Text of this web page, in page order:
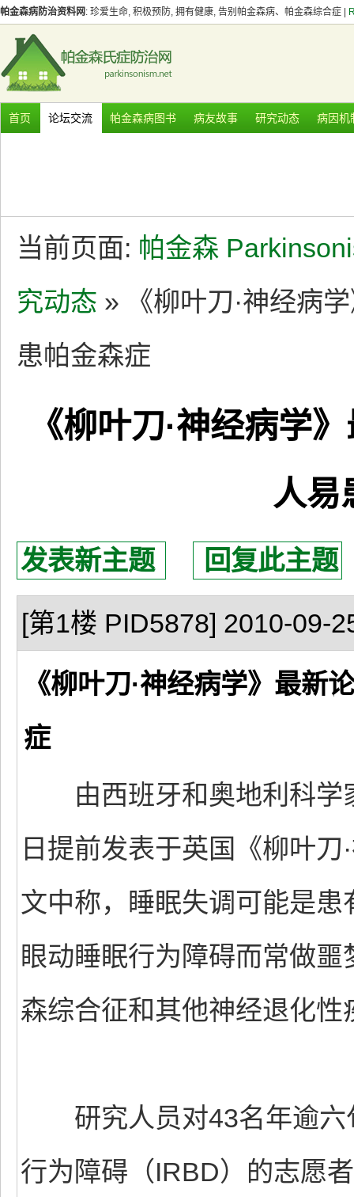
帕金森病防治资料网 : 珍爱生命, 积极预防, 拥有健康, 告别帕金森病、帕金森综合症 |
首页 论坛交流 帕金森病图书 病友故事 研究动态 病因机
当前页面: 帕金森
究动态 » 《柳叶刀·神经病
患帕金森症
《柳叶刀·神经病学
人易
发表新主题 回复此主题
[第1楼 PID5878] 2010-09-
《柳叶刀·神经病学》最新
症
由西班牙和奥地利科学
日提前发表于英国《柳叶
文中称，睡眠失调可能是
眼动睡眠行为障碍而常做
森综合征和其他神经退化性
研究人员对43名年逾六
行为障碍（IRBD）的志愿